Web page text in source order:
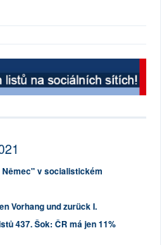
v socialistickém
Vorhang und zurück I.
437. Šok: ČR má jen 11%